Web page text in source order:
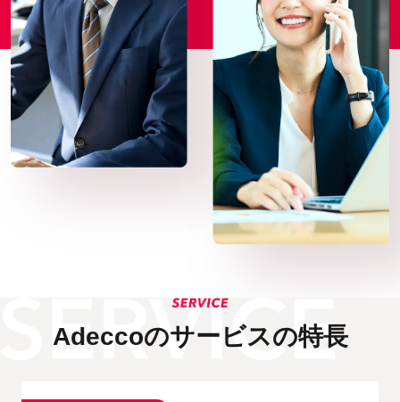
Adeccoのサービスの特長